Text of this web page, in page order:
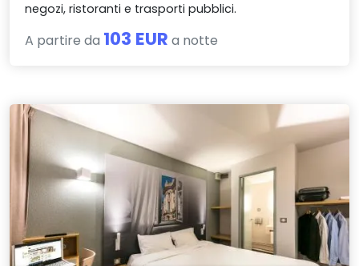
negozi, ristoranti e trasporti pubblici.
A partire da 103 EUR a notte